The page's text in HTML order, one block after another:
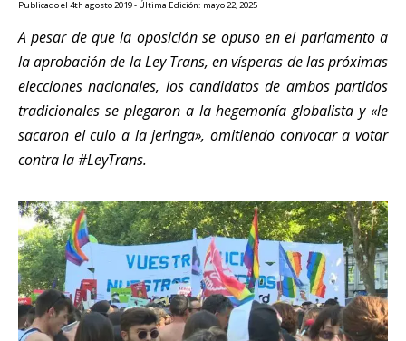
Publicado el 4th agosto 2019 - Última Edición: mayo 22, 2025
A pesar de que la oposición se opuso en el parlamento a
la aprobación de la Ley Trans, en vísperas de las próximas
elecciones nacionales, los candidatos de ambos partidos
tradicionales se plegaron a la hegemonía globalista y «le
sacaron el culo a la jeringa», omitiendo convocar a votar
contra la #LeyTrans.